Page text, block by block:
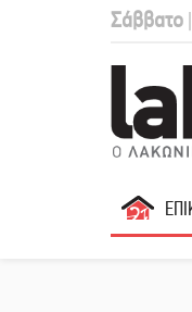
Σάββατο